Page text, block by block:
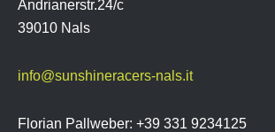
Andrianerstr.24/c
39010 Nals
info@sunshineracers-nals.it
Florian Pallweber: +39 331 9234125